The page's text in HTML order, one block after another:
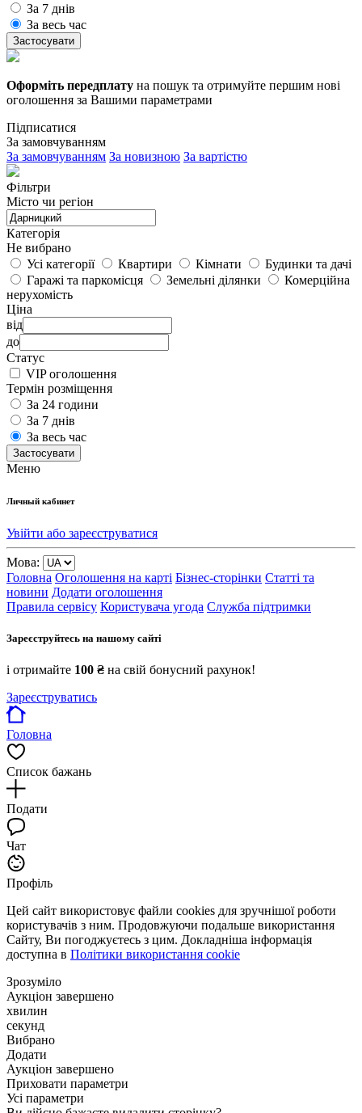
За 7 днів
За весь час
Застосувати
Оформіть передплату на пошук та отримуйте першим нові
оголошення за Вашими параметрами
Підписатися
За замовчуванням
За замовчуванням За новизною За вартістю
Фільтри
Місто чи регіон
Категорія
Не вибрано
Усі категорії
Квартири Кімнати
Будинки та дачі
Гаражі та паркомісця
Земельні ділянки
Комерційна
нерухомість
Ціна
від
до
Статус
VIP оголошення
Термін розміщення
За 24 години
За 7 днів
За весь час
Застосувати
Меню
Личный кабинет
Увійти або зареєструватися
Мова:
Головна Оголошення на карті Бізнес-сторінки Статті та
новини Додати оголошення
Правила сервісу Користувача угода Служба підтримки
Зареєструйтесь на нашому сайті
і отримайте 100 ₴ на свій бонусний рахунок!
Зареєструватись
Головна
Список бажань
Подати
Чат
Профіль
Цей сайт використовує файли cookies для зручнішої роботи
користувачів з ним. Продовжуючи подальше використання
Сайту, Ви погоджуєтесь з цим. Докладніша інформація
доступна в Політики використання cookie
Зрозуміло
Аукціон завершено
хвилин
секунд
Вибрано
Додати
Аукціон завершено
Приховати параметри
Усі параметри